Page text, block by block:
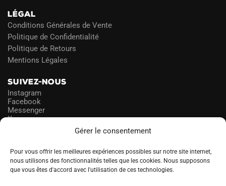
Gérer le consentement
Pour vous offrir les meilleures expériences possibles sur notre site internet,
nous utilisons des fonctionnalités telles que les cookies. Nous supposons
que vous êtes d'accord avec l'utilisation de ces technologies.
LÉGAL
Conditions Générales de Vente
Politique de Confidentialité
Politique de Retours
Mentions Légales
SUIVEZ-NOUS
Instagram
Facebook
Messenger
X